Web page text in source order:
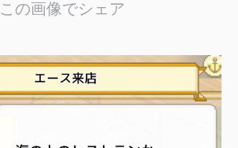
この画像でシェア